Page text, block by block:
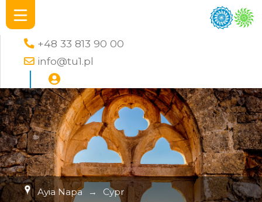
+48 33 813 90 00
info@tu1.pl
Ayia Napa → Cypr